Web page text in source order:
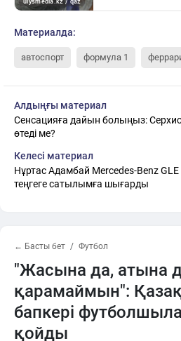
Материалда:
автоспорт формула 1
Алдыңғы материал
Сенсацияға дайын болыңыз:
өтеді ме?
Келесі материал
Нұртас Адамбай Mercedes-Benz GLE
теңгеге сатылымға шығарды
← Басты бет Футбол
"Жасына да, атына
қарамаймын":
бапкері
қойды